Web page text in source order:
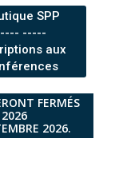
SPP
-----
aux
FERMÉS
2026.